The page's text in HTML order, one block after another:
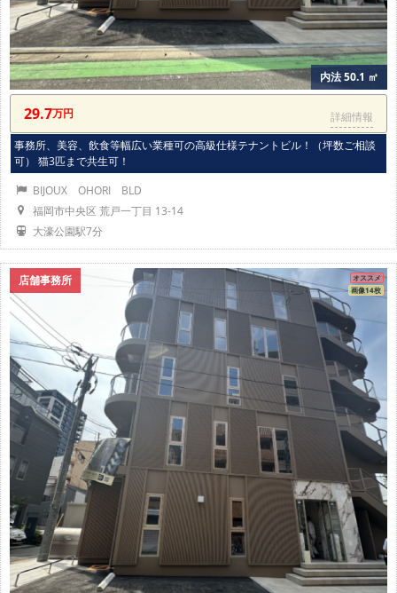
内法 50.1 ㎡
29.7万円
詳細情報
事務所、美容、飲食等幅広い業種可の高級仕様テナントビル！（坪数ご相談
可） 猫3匹まで共生可！
BIJOUX OHORI BLD
福岡市中央区 荒戸一丁目 13-14
大濠公園駅7分
店舗事務所
オススメ
画像14枚